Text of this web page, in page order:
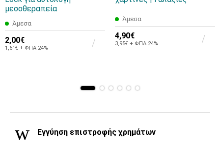
μεσοθεραπεία
Άμεσα
2,00€
1,61€ + ΦΠΑ 24%
Άμεσα
4,90€
3,95€ + ΦΠΑ 24%
Εγγύηση επιστροφής χρημάτων